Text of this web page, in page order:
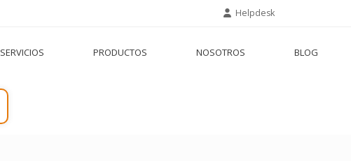
Helpdesk
SERVICIOS PRODUCTOS NOSOTROS BLOG